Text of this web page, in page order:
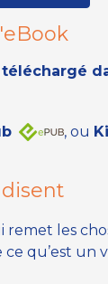
, ou
disent
remet les
ce qu’est un